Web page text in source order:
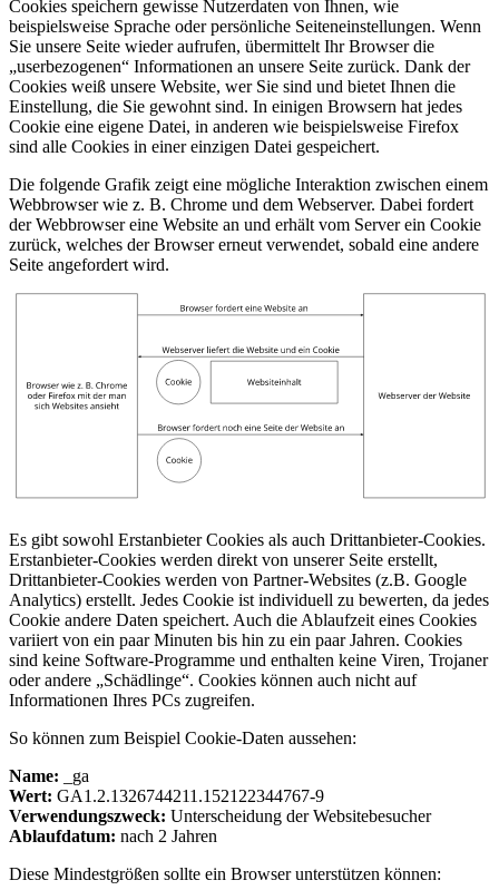
Cookies speichern gewisse Nutzerdaten von Ihnen, wie
beispielsweise Sprache oder persönliche Seiteneinstellungen. Wenn
Sie unsere Seite wieder aufrufen, übermittelt Ihr Browser die
„userbezogenen“ Informationen an unsere Seite zurück. Dank der
Cookies weiß unsere Website, wer Sie sind und bietet Ihnen die
Einstellung, die Sie gewohnt sind. In einigen Browsern hat jedes
Cookie eine eigene Datei, in anderen wie beispielsweise Firefox
sind alle Cookies in einer einzigen Datei gespeichert.
Die folgende Grafik zeigt eine mögliche Interaktion zwischen einem
Webbrowser wie z. B. Chrome und dem Webserver. Dabei fordert
der Webbrowser eine Website an und erhält vom Server ein Cookie
zurück, welches der Browser erneut verwendet, sobald eine andere
Seite angefordert wird.
Es gibt sowohl Erstanbieter Cookies als auch Drittanbieter-Cookies.
Erstanbieter-Cookies werden direkt von unserer Seite erstellt,
Drittanbieter-Cookies werden von Partner-Websites (z.B. Google
Analytics) erstellt. Jedes Cookie ist individuell zu bewerten, da jedes
Cookie andere Daten speichert. Auch die Ablaufzeit eines Cookies
variiert von ein paar Minuten bis hin zu ein paar Jahren. Cookies
sind keine Software-Programme und enthalten keine Viren, Trojaner
oder andere „Schädlinge“. Cookies können auch nicht auf
Informationen Ihres PCs zugreifen.
So können zum Beispiel Cookie-Daten aussehen:
Name: _ga
Wert: GA1.2.1326744211.152122344767-9
Verwendungszweck: Unterscheidung der Websitebesucher
Ablaufdatum: nach 2 Jahren
Diese Mindestgrößen sollte ein Browser unterstützen können: